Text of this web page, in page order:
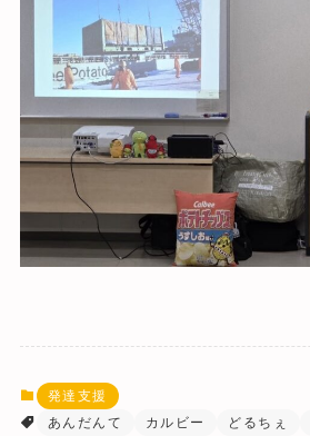
発達支援
あんだんて
カルビー どるちぇ